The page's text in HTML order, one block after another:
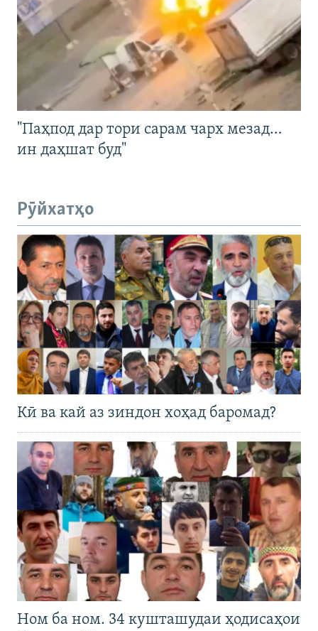
"Паҳпод дар тори сарам чарх мезад…
ин даҳшат буд"
Рӯйхатҳо
Кӣ ва кай аз зиндон хоҳад баромад?
Ном ба ном. 34 кушташудаи ҳодисаҳои